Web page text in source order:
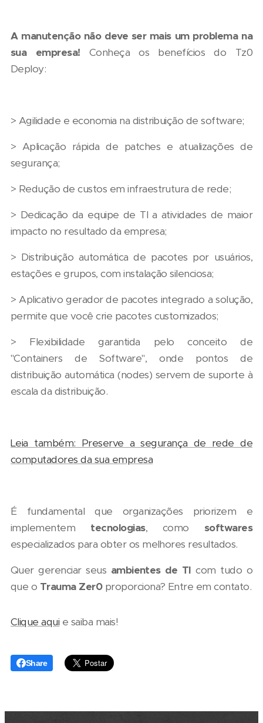
A manutenção não deve ser mais um problema na
sua empresa! Conheça os benefícios do Tz0
Deploy:
> Agilidade e economia na distribuição de software;
> Aplicação rápida de patches e atualizações de
segurança;
> Redução de custos em infraestrutura de rede;
> Dedicação da equipe de TI a atividades de maior
impacto no resultado da empresa;
> Distribuição automática de pacotes por usuários,
estações e grupos, com instalação silenciosa;
> Aplicativo gerador de pacotes integrado a solução,
permite que você crie pacotes customizados;
> Flexibilidade garantida pelo conceito de
"Containers de Software", onde pontos de
distribuição automática (nodes) servem de suporte à
escala da distribuição.
Leia também: Preserve a segurança de rede de
computadores da sua empresa
É fundamental que organizações priorizem e
implementem tecnologias, como softwares
especializados para obter os melhores resultados.
Quer gerenciar seus ambientes de TI com tudo o
que o Trauma Zer0proporciona? Entre em contato.
Clique aqui e saiba mais!
Share